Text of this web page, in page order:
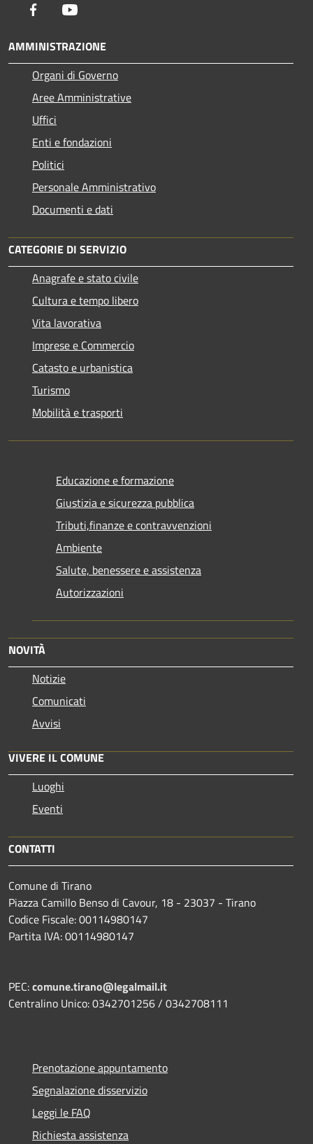
Facebook
AMMINISTRAZIONE
Organi di Governo
Aree Amministrative
Uffici
Enti e fondazioni
Politici
Personale Amministrativo
Documenti e dati
CATEGORIE DI SERVIZIO
Anagrafe e stato civile
Cultura e tempo libero
Vita lavorativa
Imprese e Commercio
Catasto e urbanistica
Turismo
Mobilità e trasporti
Educazione e formazione
Giustizia e sicurezza pubblica
Tributi,finanze e contravvenzioni
Ambiente
Salute, benessere e assistenza
Autorizzazioni
NOVITÀ
Notizie
Comunicati
Avvisi
VIVERE IL COMUNE
Luoghi
Eventi
CONTATTI
Comune di Tirano
Piazza Camillo Benso di Cavour, 18 - 23037 - Tirano
Codice Fiscale: 00114980147
Partita IVA: 00114980147
PEC:comune.tirano@legalmail.it
Centralino Unico: 0342701256 / 0342708111
Prenotazione appuntamento
Segnalazione disservizio
Leggi le FAQ
Richiesta assistenza